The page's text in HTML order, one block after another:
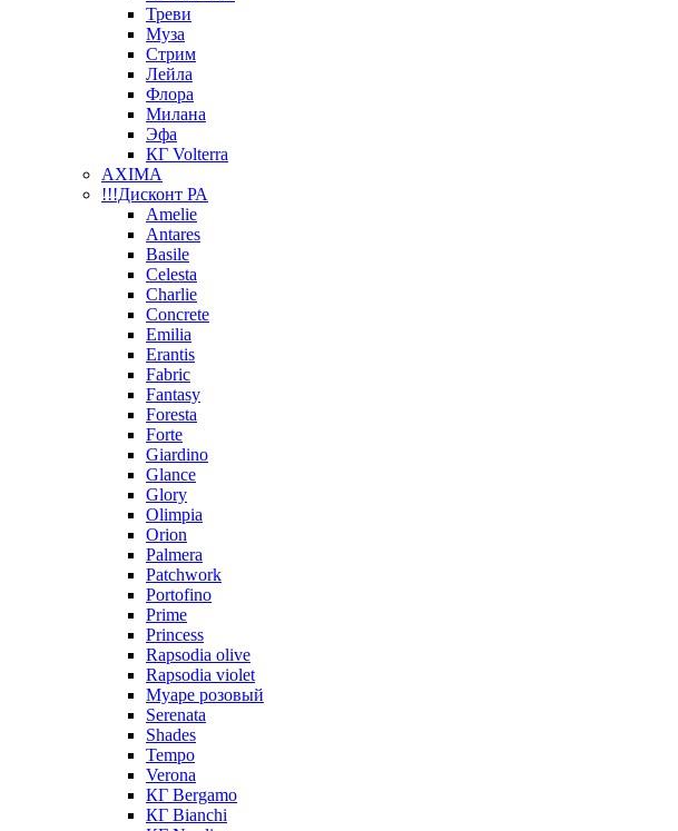
Треви
Муза
Стрим
Лейла
Флора
Милана
Эфа
КГ Volterra
AXIMA
!!!Дисконт РА
Amelie
Antares
Basile
Celesta
Charlie
Concrete
Emilia
Erantis
Fabric
Fantasy
Foresta
Forte
Giardino
Glance
Glory
Olimpia
Orion
Palmera
Patchwork
Portofino
Prime
Princess
Rapsodia olive
Rapsodia violet
Муаре розовый
Serenata
Shades
Tempo
Verona
КГ Bergamo
КГ Bianchi